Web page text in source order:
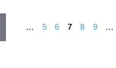
… 5 6 7 8 9 …